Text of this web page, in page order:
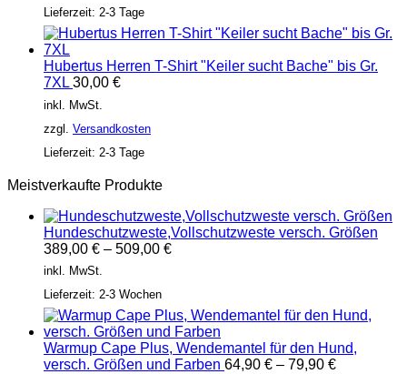
Lieferzeit: 2-3 Tage
Hubertus Herren T-Shirt "Keiler sucht Bache" bis Gr.
7XL 30,00 €
inkl. MwSt.
zzgl. Versandkosten
Lieferzeit: 2-3 Tage
Meistverkaufte Produkte
Hundeschutzweste,Vollschutzweste versch. Größen
389,00 € – 509,00 €
inkl. MwSt.
Lieferzeit: 2-3 Wochen
Warmup Cape Plus, Wendemantel für den Hund,
versch. Größen und Farben 64,90 € – 79,90 €